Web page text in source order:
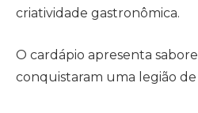
criatividade gastronômica.
O cardápio apresenta
conquistaram uma legião de